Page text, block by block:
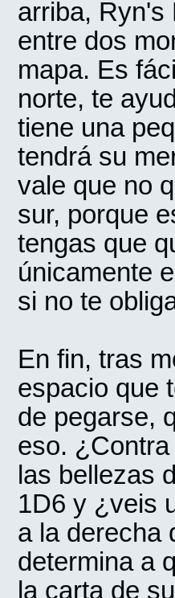
arriba, Ryn's
entre dos
mapa. Es
norte, te
tiene una
tendrá su
vale que no
sur, porque
tengas que
únicamente
si no te
En fin, tras
espacio que
de pegarse,
eso.
las bellezas
1D6 y ¿veis
a la derecha
determina a
la carta de